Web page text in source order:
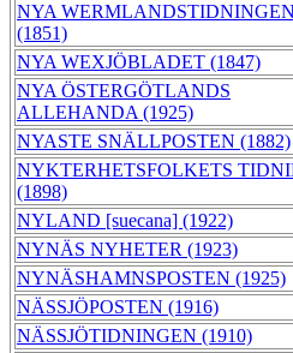
NYA WERMLANDSTIDNINGEN
(1851)
NYA WEXJÖBLADET (1847)
NYA ÖSTERGÖTLANDS
ALLEHANDA (1925)
NYASTE SNÄLLPOSTEN (1882)
NYKTERHETSFOLKETS
(1898)
NYLAND [suecana] (1922)
NYNÄS NYHETER (1923)
NYNÄSHAMNSPOSTEN (1925)
NÄSSJÖPOSTEN (1916)
NÄSSJÖTIDNINGEN (1910)